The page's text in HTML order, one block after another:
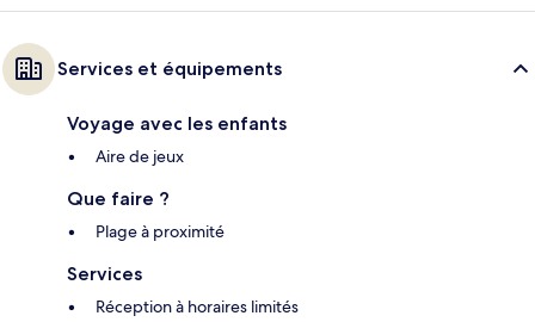
Services et équipements
Voyage avec les enfants
Aire de jeux
Que faire ?
Plage à proximité
Services
Réception à horaires limités